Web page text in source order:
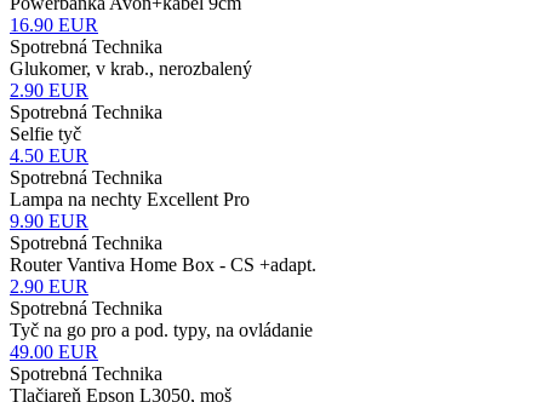
16.90 EUR
Spotrebná Technika
Glukomer, v krab., nerozbalený
2.90 EUR
Spotrebná Technika
Selfie tyč
4.50 EUR
Spotrebná Technika
Lampa na nechty Excellent Pro
9.90 EUR
Spotrebná Technika
Router Vantiva Home Box - CS +adapt.
2.90 EUR
Spotrebná Technika
Tyč na go pro a pod. typy, na ovládanie
49.00 EUR
Spotrebná Technika
Tlačiareň Epson L3050, moš